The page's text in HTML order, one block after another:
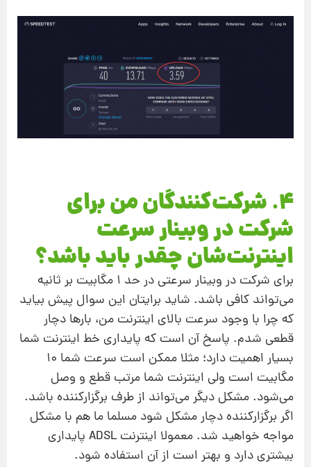
4. شرکت‌کنندگان من برای
شرکت در وبینار سرعت
اینترنت‌شان چقدر باید باشد؟
برای شرکت در وبینار سرعتی در حد 1 مگابیت بر ثانیه
می‌تواند کافی باشد. شاید برایتان این سوال پیش بیاید
که چرا با وجود سرعت بالای اینترنت من، بارها دچار
قطعی شدم. پاسخ آن است که پایداری خط اینترنت شما
بسیار اهمیت دارد؛ مثلا ممکن است سرعت شما 10
مگابیت است ولی اینترنت شما مرتب قطع و وصل
می‌شود. مشکل دیگر می‌تواند از طرف برگزارکننده باشد.
اگر برگزارکننده دچار مشکل شود مسلما ما هم با مشکل
مواجه خواهید شد. معمولا اینترنت ADSL پایداری
بیشتری دارد و بهتر است از آن استفاده شود.